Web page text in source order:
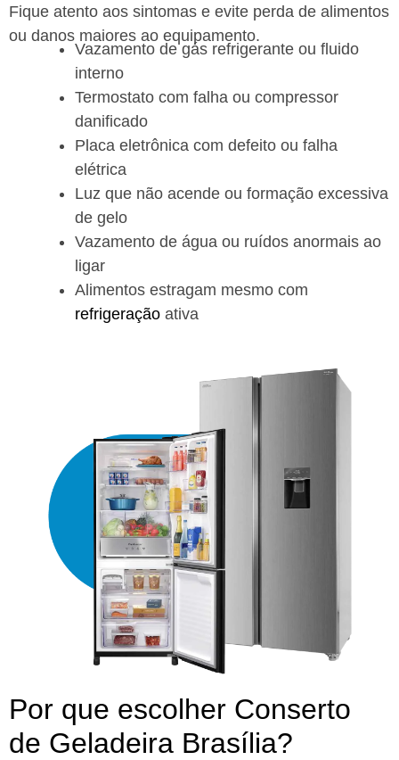
Fique atento aos sintomas e evite perda de alimentos
ou danos maiores ao equipamento.
Vazamento de gás refrigerante ou fluido
interno
Termostato com falha ou compressor
danificado
Placa eletrônica com defeito ou falha
elétrica
Luz que não acende ou formação excessiva
de gelo
Vazamento de água ou ruídos anormais ao
ligar
Alimentos estragam mesmo com
refrigeração ativa
Por que escolher Conserto
de Geladeira Brasília?​